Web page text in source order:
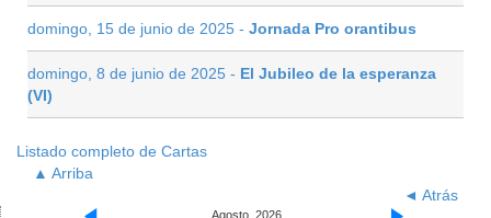
domingo, 15 de junio de 2025 - Jornada Pro orantibus
domingo, 8 de junio de 2025 - El Jubileo de la esperanza
(VI)
Listado completo de Cartas
▲ Arriba
◄ Atrás
Agosto, 2026